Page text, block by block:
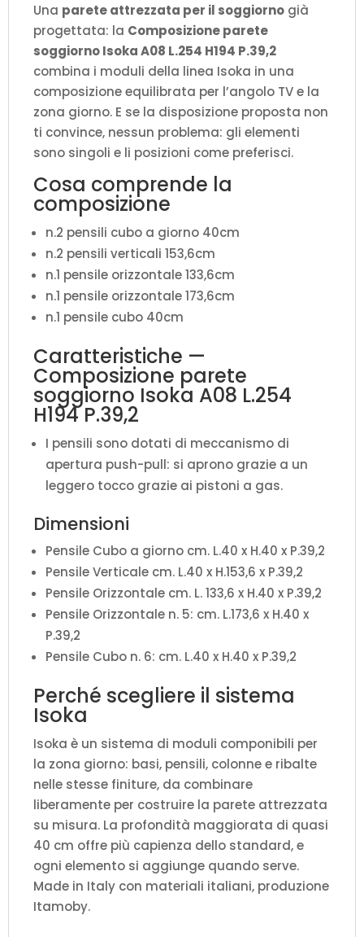
Una parete attrezzata per il soggiorno già
progettata: la Composizione parete
soggiorno Isoka A08 L.254 H194 P.39,2
combina i moduli della linea Isoka in una
composizione equilibrata per l’angolo TV e la
zona giorno. E se la disposizione proposta non
ti convince, nessun problema: gli elementi
sono singoli e li posizioni come preferisci.
Cosa comprende la
composizione
n.2 pensili cubo a giorno 40cm
n.2 pensili verticali 153,6cm
n.1 pensile orizzontale 133,6cm
n.1 pensile orizzontale 173,6cm
n.1 pensile cubo 40cm
Caratteristiche —
Composizione parete
soggiorno Isoka A08 L.254
H194 P.39,2
I pensili sono dotati di meccanismo di
apertura push-pull: si aprono grazie a un
leggero tocco grazie ai pistoni a gas.
Dimensioni
Pensile Cubo a giorno cm. L.40 x H.40 x P.39,2
Pensile Verticale cm. L.40 x H.153,6 x P.39,2
Pensile Orizzontale cm. L. 133,6 x H.40 x P.39,2
Pensile Orizzontale n. 5: cm. L.173,6 x H.40 x
P.39,2
Pensile Cubo n. 6: cm. L.40 x H.40 x P.39,2
Perché scegliere il sistema
Isoka
Isoka è un sistema di moduli componibili per
la zona giorno: basi, pensili, colonne e ribalte
nelle stesse finiture, da combinare
liberamente per costruire la parete attrezzata
su misura. La profondità maggiorata di quasi
40 cm offre più capienza dello standard, e
ogni elemento si aggiunge quando serve.
Made in Italy con materiali italiani, produzione
Itamoby.